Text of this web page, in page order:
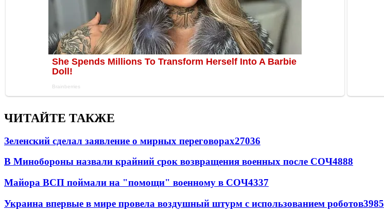
ЧИТАЙТЕ ТАКЖЕ
Зеленский сделал заявление о мирных переговорах27036
В Минобороны назвали крайний срок возвращения военных после СОЧ4888
Майора ВСП поймали на "помощи" военному в СОЧ4337
Украина впервые в мире провела воздушный штурм с использованием роботов3985